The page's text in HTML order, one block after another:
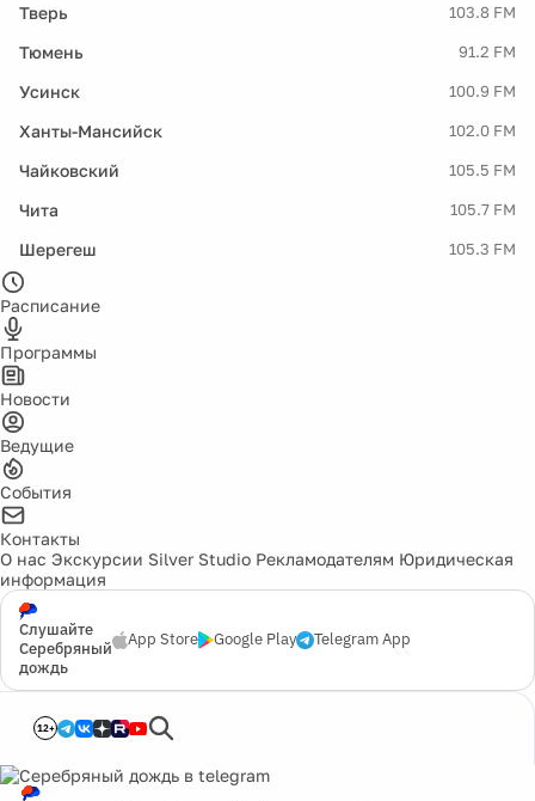
Тверь 103.8 FM
Тюмень 91.2 FM
Усинск 100.9 FM
Ханты-Мансийск 102.0 FM
Чайковский 105.5 FM
Чита 105.7 FM
Шерегеш 105.3 FM
Расписание
Программы
Новости
Ведущие
События
Контакты
О нас Экскурсии Silver Studio Рекламодателям Юридическая
информация
Слушайте
Серебряный
дождь
App Store Google Play Telegram App
12+